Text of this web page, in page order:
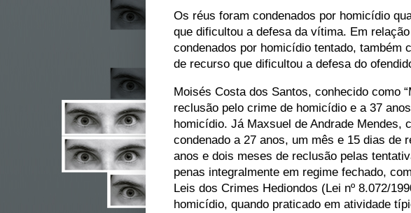
Os réus foram condenados por homicídio
que dificultou a defesa da vítima. Em
condenados por homicídio tentado, também
de recurso que dificultou a defesa do
Moisés Costa dos Santos, conhecido como
reclusão pelo crime de homicídio e a 37
homicídio. Já Maxsuel de Andrade Mendes,
condenado a 27 anos, um mês e 15 dias de
anos e dois meses de reclusão pelas
penas integralmente em regime fechado,
Leis dos Crimes Hediondos (Lei nº 8.072/
homicídio, quando praticado em atividade